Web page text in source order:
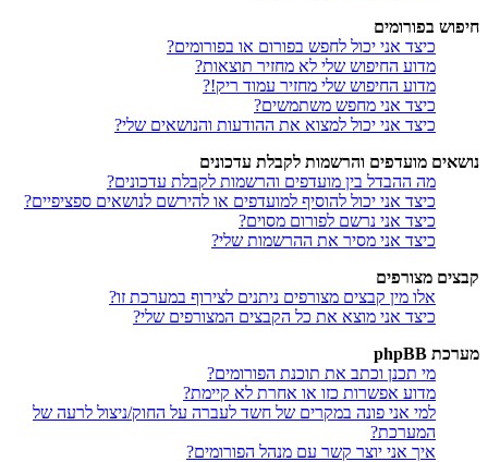
חיפוש בפורומים
כיצד אני יכול לחפש בפורום או בפורומים?
מדוע החיפוש שלי לא מחזיר תוצאות?
מדוע החיפוש שלי מחזיר עמוד ריק!?
כיצד אני מחפש משתמשים?
כיצד אני יכול למצוא את ההודעות והנושאים שלי?
נושאים מועדפים והרשמות לקבלת עדכונים
מה ההבדל בין מועדפים והרשמות לקבלת עדכונים?
כיצד אני יכול להוסיף למועדפים או להירשם לנושאים ספציפיים?
כיצד אני נרשם לפורום מסוים?
כיצד אני מסיר את ההרשמות שלי?
קבצים מצורפים
אלו מין קבצים מצורפים ניתנים לצירוף במערכת זו?
כיצד אני מוצא את כל הקבצים המצורפים שלי?
מערכת phpBB
מי תכנן וכתב את תוכנת הפורומים?
מדוע אפשרות כזו או אחרת לא קיימת?
למי אני פונה במקרים של חשד לעברה על החוק/ניצול לרעה של
המערכת?
איך אני יוצר קשר עם מנהל הפורומים?